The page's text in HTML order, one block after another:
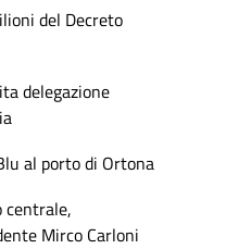
del Decreto
delegazione
al porto di Ortona
centrale,
Mirco Carloni